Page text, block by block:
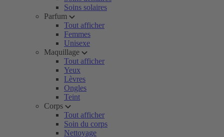
Soins solaires
Parfum
Tout afficher
Femmes
Unisexe
Maquillage
Tout afficher
Yeux
Lèvres
Ongles
Teint
Corps
Tout afficher
Soin du corps
Nettoyage